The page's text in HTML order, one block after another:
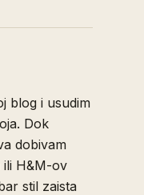
blog i usudim
Dok
dobivam
ili H&M-ov
stil zaista